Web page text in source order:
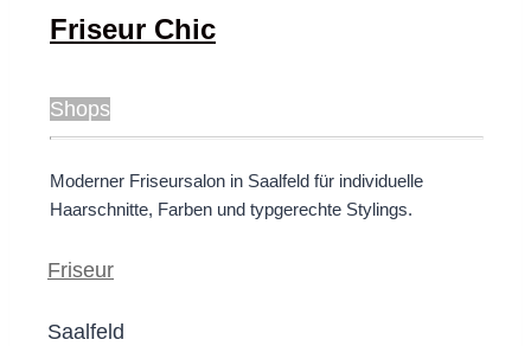
Friseur Chic
Shops
Moderner Friseursalon in Saalfeld für individuelle
Haarschnitte, Farben und typgerechte Stylings.
Friseur
Saalfeld